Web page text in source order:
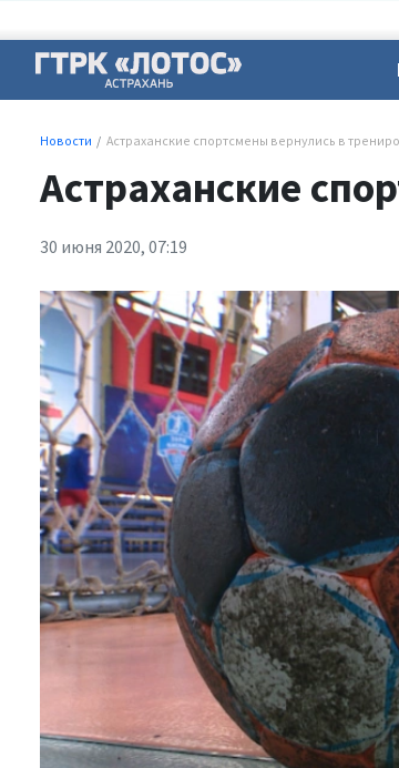
Новости Астраханские спортсмены вернулись в
Астраханские
30 июня 2020, 07:19